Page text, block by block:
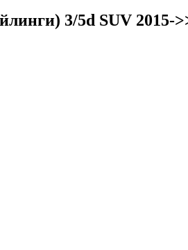
3/5d SUV 2015-